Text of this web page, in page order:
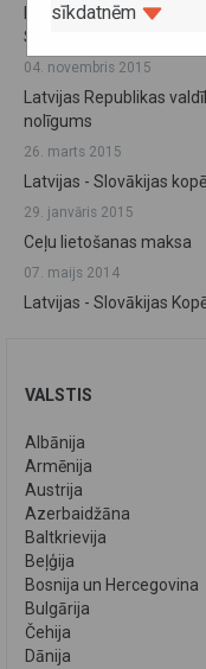
Par ziemas riepām un
Slovākijā
04. novembris 2015
Latvijas Republikas
nolīgums
26. marts 2015
Latvijas - Slovākijas
29. janvāris 2015
Ceļu lietošanas maksa
07. maijs 2014
Latvijas - Slovākijas
VALSTIS
Albānija
Armēnija
Austrija
Azerbaidžāna
Baltkrievija
Beļģija
Bosnija un Hercegovina
Bulgārija
Čehija
Dānija
sīkdatnēm